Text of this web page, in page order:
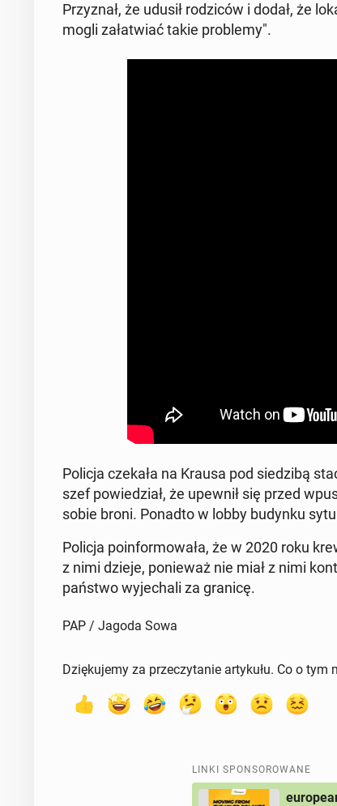
Przy­znał, że udusił ro­dzi­ców i dodał, że
mogli za­ła­twiać takie pro­ble­my".
Policja czekała na Krausa pod sie­dzi­bą
szef po­wie­dział, że upewnił się przed
sobie broni. Ponadto w lobby budynku
Policja po­in­for­mo­wa­ła, że w 2020 roku
z nimi dzieje, po­nie­waż nie miał z nimi
państwo wy­je­cha­li za granicę.
PAP / Jagoda Sowa
Dziękujemy za przeczytanie artykułu. Co o tym
LINKI SPONSOROWANE